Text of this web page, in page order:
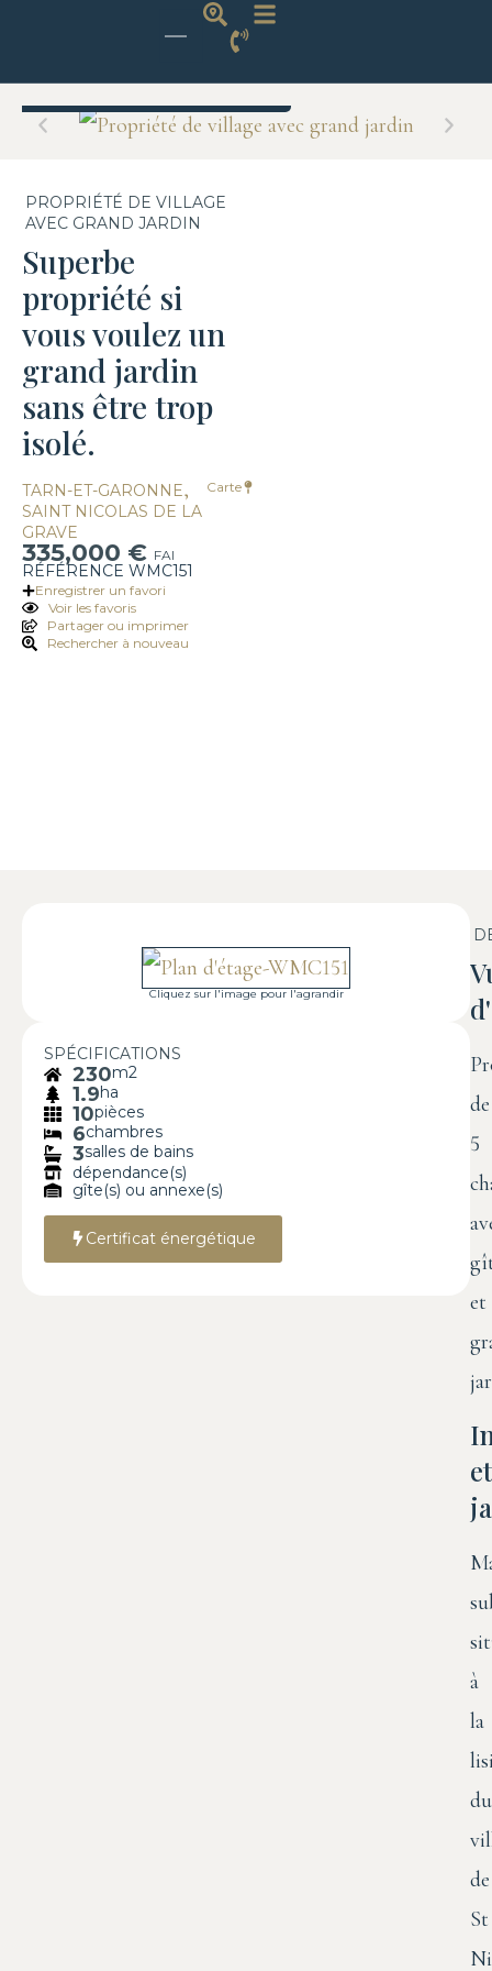
Non disponible
PROPRIÉTÉ DE VILLAGE
AVEC GRAND JARDIN
Superbe
propriété si
vous voulez un
grand jardin
sans être trop
isolé.
TARN-ET-GARONNE,
SAINT NICOLAS DE LA
GRAVE
Carte
335,000 € FAI
RÉFÉRENCE WMC151
Enregistrer un favori
Partager ou imprimer
Voir les favoris
Rechercher à nouveau
de
5
et
et
à
la
du
de
St
Cliquez sur l'image pour l'agrandir
SPÉCIFICATIONS
230m2
1.9ha
10pièces
6chambres
3salles de bains
dépendance(s)
gîte(s) ou annexe(s)
Certificat énergétique